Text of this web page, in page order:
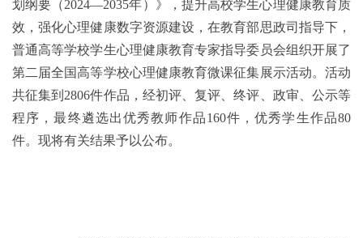
划纲要（2024—2035年）》，提升高校学生心理健康教育质
效，强化心理健康数字资源建设，在教育部思政司指导下，
普通高等学校学生心理健康教育专家指导委员会组织开展了
第二届全国高等学校心理健康教育微课征集展示活动。活动
共征集到2806件作品，经初评、复评、终评、政审、公示等
程序，最终遴选出优秀教师作品160件，优秀学生作品80
件。现将有关结果予以公布。